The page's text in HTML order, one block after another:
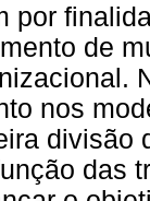
por
de
nos
divisão
das